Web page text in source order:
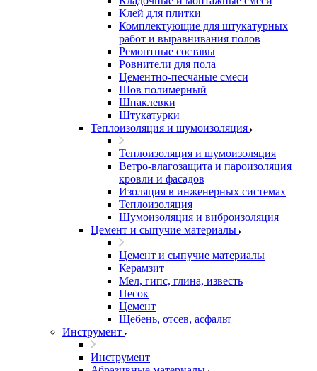
Клей для плитки
Комплектующие для штукатурных
работ и выравнивания полов
Ремонтные составы
Ровнители для пола
Цементно-песчаные смеси
Шов полимерный
Шпаклевки
Штукатурки
Теплоизоляция и шумоизоляция
Теплоизоляция и шумоизоляция
Ветро-влагозащита и пароизоляция
кровли и фасадов
Изоляция в инженерных системах
Теплоизоляция
Шумоизоляция и виброизоляция
Цемент и сыпучие материалы
Цемент и сыпучие материалы
Керамзит
Мел, гипс, глина, известь
Песок
Цемент
Щебень, отсев, асфальт
Инструмент
Инструмент